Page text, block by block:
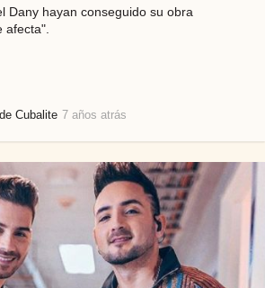
Dany hayan conseguido su obra
afecta".
Cubalite 7 años atrás
o
s
a
t
r
á
s